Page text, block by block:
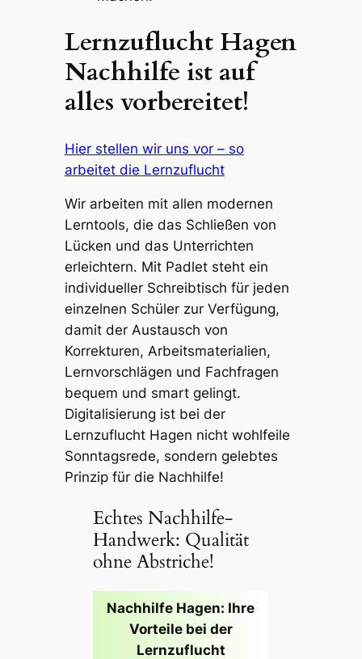
Lernzuflucht Hagen
Nachhilfe ist auf
alles vorbereitet!
Hier stellen wir uns vor – so
arbeitet die Lernzuflucht
Wir arbeiten mit allen modernen
Lerntools, die das Schließen von
Lücken und das Unterrichten
erleichtern. Mit Padlet steht ein
individueller Schreibtisch für jeden
einzelnen Schüler zur Verfügung,
damit der Austausch von
Korrekturen, Arbeitsmaterialien,
Lernvorschlägen und Fachfragen
bequem und smart gelingt.
Digitalisierung ist bei der
Lernzuflucht Hagen nicht wohlfeile
Sonntagsrede, sondern gelebtes
Prinzip für die Nachhilfe!
Echtes Nachhilfe-
Handwerk: Qualität
ohne Abstriche!
Nachhilfe Hagen: Ihre
Vorteile bei der
Lernzuflucht